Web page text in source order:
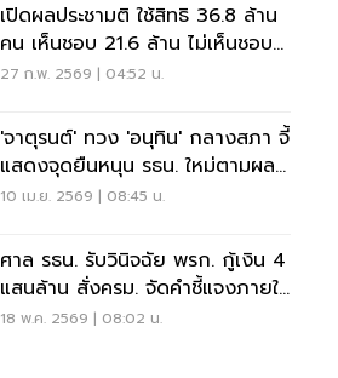
เปิดผลประชามติ ใช้สิทธิ 36.8 ล้าน
คน เห็นชอบ 21.6 ล้าน ไม่เห็นชอบ
11.2 ล้าน
27 ก.พ. 2569 | 04:52 น.
'จาตุรนต์' ทวง 'อนุทิน' กลางสภา จี้
แสดงจุดยืนหนุน รธน. ใหม่ตามผล
ประชามติ
10 เม.ย. 2569 | 08:45 น.
ศาล รธน. รับวินิจฉัย พรก. กู้เงิน 4
แสนล้าน สั่งครม. จัดคำชี้แจงภายใน
7 วัน
18 พ.ค. 2569 | 08:02 น.